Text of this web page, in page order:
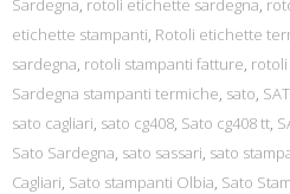
Sardegna, rotoli etichette sardegna,
etichette stampanti, Rotoli etichette
sardegna, rotoli stampanti fatture,
Sardegna stampanti termiche, sato,
sato cagliari, sato cg408, Sato cg408 tt,
Sato Sardegna, sato sassari, sato
Cagliari, Sato stampanti Olbia, Sato